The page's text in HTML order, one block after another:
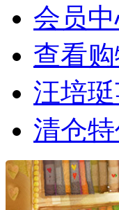
会员
查看
汪培
清仓